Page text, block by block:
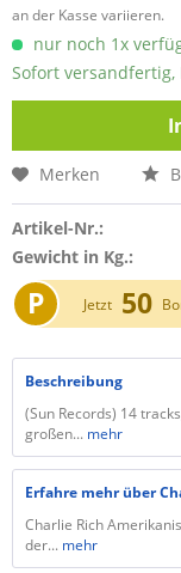
an der Kasse variieren.
nur noch 1x
Sofort
Merken
Artikel-Nr.:
Gewicht in Kg.:
P Jetzt 50
Beschreibung
(Sun Records) 14
großen... mehr
Erfahre mehr über
Charlie Rich
der... mehr